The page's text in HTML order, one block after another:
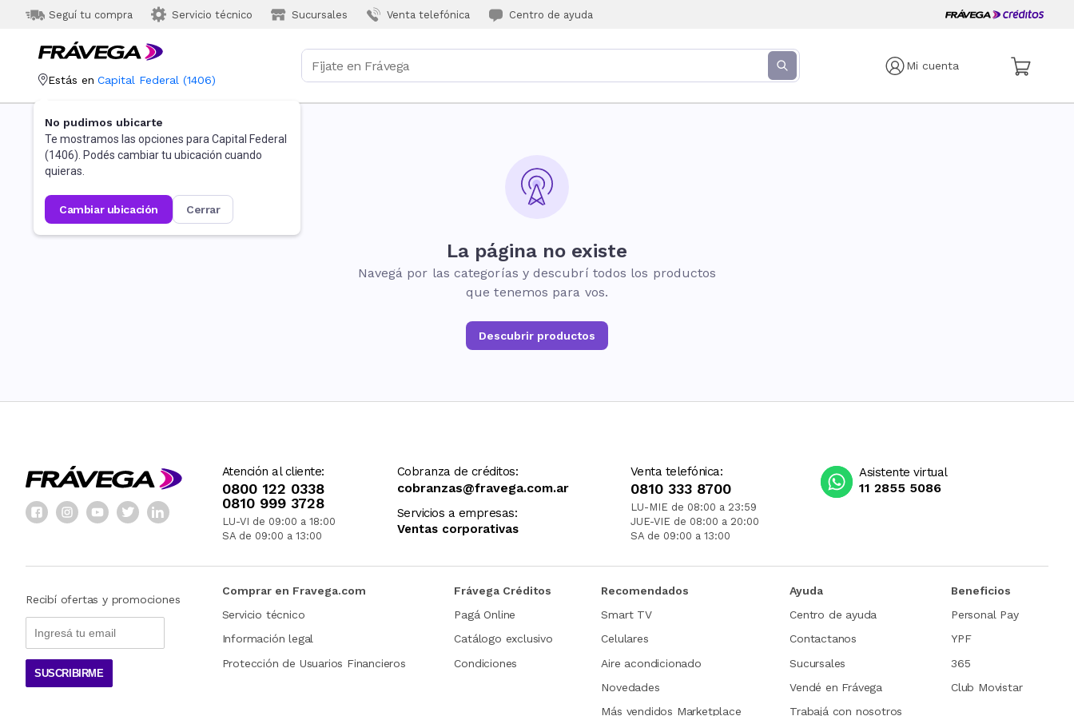
Seguí tu compra Servicio técnico Sucursales Venta telefónica Centro de ayuda
Mi cuenta
Estás en Capital Federal (1406)
No pudimos ubicarte
Te mostramos las opciones para Capital Federal
(1406). Podés cambiar tu ubicación cuando
quieras.
cambiar ubicación cerrar
La página no existe
Navegá por las categorías y descubrí todos los productos
que tenemos para vos.
Descubrir productos
Atención al cliente:
0800 122 0338
0810 999 3728
LU-VI de 09:00 a 18:00
SA de 09:00 a 13:00
Cobranza de créditos:
cobranzas@fravega.com.ar
Servicios a empresas:
Ventas corporativas
Venta telefónica:
0810 333 8700
LU-MIE de 08:00 a 23:59
JUE-VIE de 08:00 a 20:00
SA de 09:00 a 13:00
Asistente virtual
11 2855 5086
Recibí ofertas y promociones
SUSCRIBIRME
Comprar en Fravega.com
Servicio técnico
Información legal
Protección de Usuarios Financieros
Frávega Créditos
Pagá Online
Catálogo exclusivo
Condiciones
Recomendados
Smart TV
Celulares
Aire acondicionado
Novedades
Más vendidos Marketplace
Ayuda
Centro de ayuda
Contactanos
Sucursales
Vendé en Frávega
Trabajá con nosotros
Beneficios
Personal Pay
YPF
365
Club Movistar